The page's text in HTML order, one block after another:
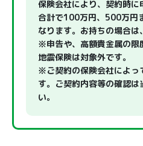
保険会社により、契約時に
合計で100万円、500万円
なります。お持ちの場合は
※申告や、高額貴金属の限
地震保険は対象外です。
※ご契約の保険会社によっ
す。ご契約内容等の確認
い。